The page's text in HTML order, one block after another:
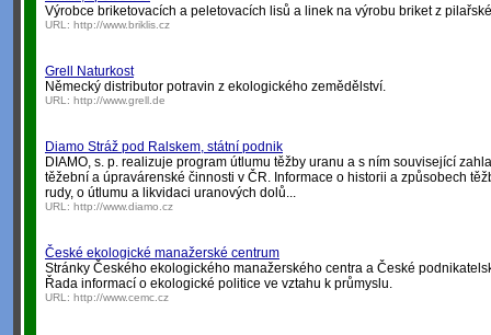
Výrobce briketovacích a peletovacích lisů a linek na výrobu briket z
URL: http://www.briklis.cz
Grell Naturkost
Německý distributor potravin z ekologického zemědělství.
URL: http://www.grell.de
Diamo Stráž pod Ralskem, státní podnik
DIAMO, s. p. realizuje program útlumu těžby uranu a s ním související
těžební a úpravárenské činnosti v ČR. Informace o historii a způsobech
rudy, o útlumu a likvidaci uranových dolů...
URL: http://www.diamo.cz
České ekologické manažerské centrum
Stránky Českého ekologického manažerského centra a České
Řada informací o ekologické politice ve vztahu k průmyslu.
URL: http://www.cemc.cz